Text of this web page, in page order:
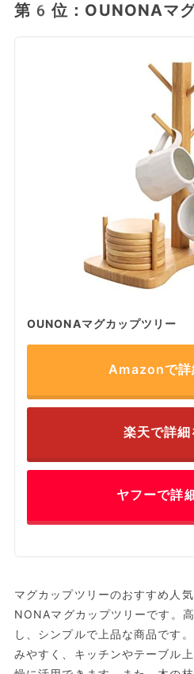
第6位：OUNONAマ
OUNONAマグカップツリー
Amazonで詳
楽天で詳細
ヤフーで詳
マグカップツリーのおすすめ人
NONAマグカップツリーです。
し、シンプルで上品な商品です
みやすく、キッチンやテーブル